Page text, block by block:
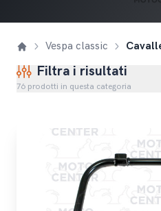
Vespa classic
Filtra i risultati
76 prodotti in questa categoria